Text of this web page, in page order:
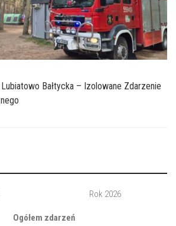
Bałtycka – Izolowane Zdarzenie
Rok 2026
Ogółem zdarzeń